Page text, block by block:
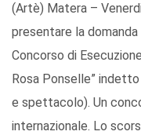
(Artè) Matera –
presentare la
Concorso di
Rosa Ponselle”
e spettacolo). Un
internazionale. Lo